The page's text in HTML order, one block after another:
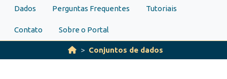
Dados Perguntas Frequentes Tutoriais
Contato Sobre o Portal
Conjuntos de dados